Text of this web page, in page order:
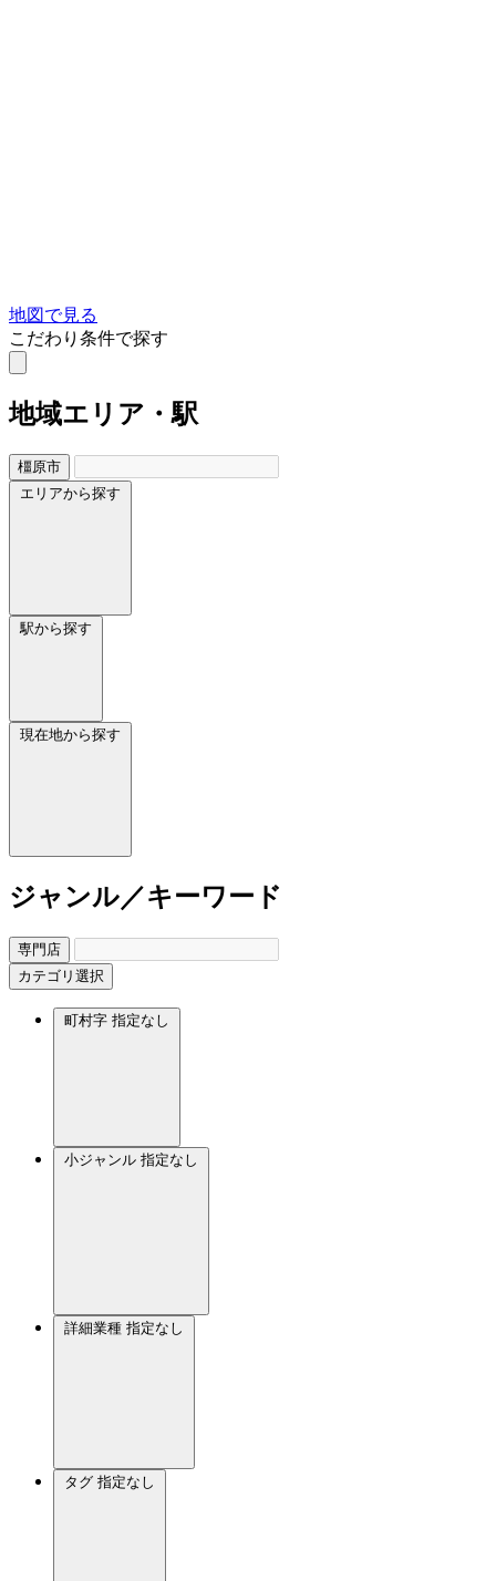
地図で見る
こだわり条件で探す
地域エリア・駅
橿原市
エリアから探す
駅から探す
現在地から探す
ジャンル／キーワード
専門店
カテゴリ選択
町村字 指定なし
小ジャンル 指定なし
詳細業種 指定なし
タグ 指定なし